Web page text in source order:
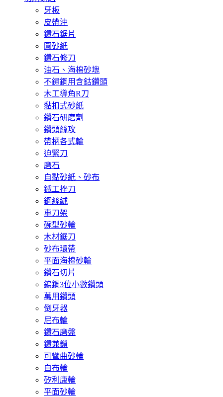
牙板
皮帶沖
鑽石鋸片
圓砂紙
鑽石修刀
油石、海棉砂塊
不鏽鋼用含鈷鑽頭
木工導角R刀
黏扣式砂紙
鑽石研磨劑
鑽頭絲攻
帶柄各式輪
迫緊刀
磨石
自黏砂紙、砂布
鐵工挫刀
鋼絲絨
車刀架
碗型砂輪
木材鋸刀
砂布環帶
平面海棉砂輪
鑽石切片
鎢鋼3位小數鑽頭
萬用鑽頭
倒牙器
尼布輪
鑽石磨盤
鑽兼鎖
可彎曲砂輪
白布輪
矽利康輪
平面砂輪